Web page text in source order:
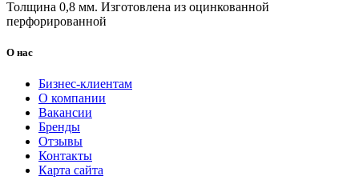
Толщина 0,8 мм. Изготовлена из оцинкованной
перфорированной
О нас
Бизнес-клиентам
О компании
Вакансии
Бренды
Отзывы
Контакты
Карта сайта